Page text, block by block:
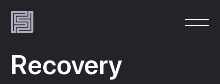
Recovery